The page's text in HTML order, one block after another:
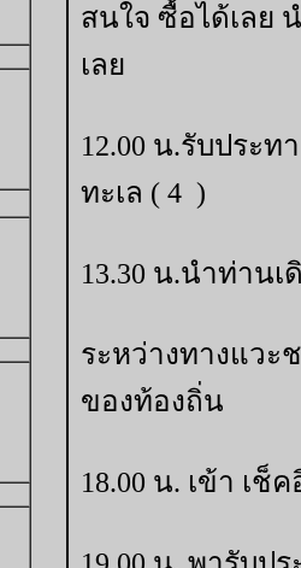
สนใจ ซื้อได้เลย
เลย
12.00 น.รับประ
ทะเล ( 4 )
13.30 น.นำท่าน
ระหว่างทางแวะ
ของท้องถิ่น
18.00 น. เข้า เช็